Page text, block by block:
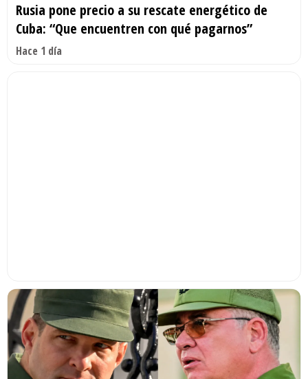
Rusia pone precio a su rescate energético de
Cuba: “Que encuentren con qué pagarnos”
Hace 1 día